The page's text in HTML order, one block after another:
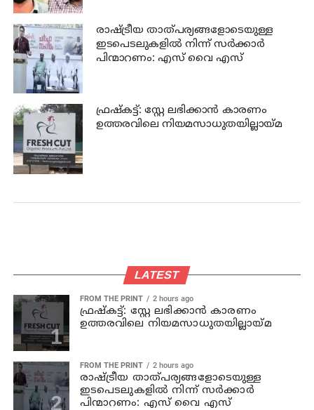
രാഷ്ട്രീയ താത്പര്യങ്ങളോടെയുള്ള
ഇടപെടലുകളില്‍ നിന്ന് സര്‍ക്കാര്‍
പിന്മാറണം: എസ് വൈ എസ്
ഫ്രഷ്‌കട്ട്: സ്റ്റേ ലഭിക്കാന്‍ കാരണം
ഉത്തരവിലെ നിയമസാധുതയില്ലായ്മ
LATEST
FROM THE PRINT 2 hours ago
ഫ്രഷ്‌കട്ട്: സ്റ്റേ ലഭിക്കാന്‍ കാരണം
ഉത്തരവിലെ നിയമസാധുതയില്ലായ്മ
FROM THE PRINT 2 hours ago
രാഷ്ട്രീയ താത്പര്യങ്ങളോടെയുള്ള
ഇടപെടലുകളില്‍ നിന്ന് സര്‍ക്കാര്‍
പിന്മാറണം: എസ് വൈ എസ്